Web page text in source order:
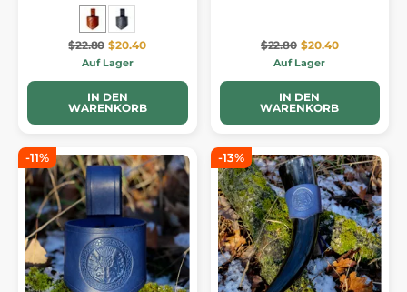
$22.80 $20.40
Auf Lager
IN DEN
WARENKORB
$22.80 $20.40
Auf Lager
IN DEN
WARENKORB
-11% -13%